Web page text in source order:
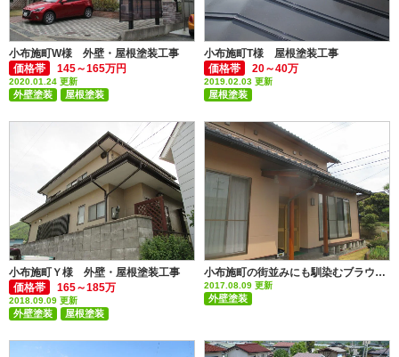
小布施町W様 外壁・屋根塗装工事
価格帯
145～165万円
2020.01.24 更新
外壁塗装
屋根塗装
小布施町T様 屋根塗装工事
価格帯
20～40万
2019.02.03 更新
屋根塗装
小布施町Ｙ様 外壁・屋根塗装工事
価格帯
165～185万
2018.09.09 更新
外壁塗装
屋根塗装
小布施町の街並みにも馴染むブラウンで外壁を塗り変え
2017.08.09 更新
外壁塗装